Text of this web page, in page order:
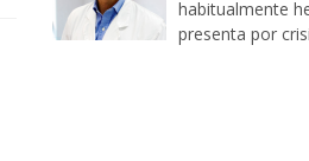
habitualmente
presenta por